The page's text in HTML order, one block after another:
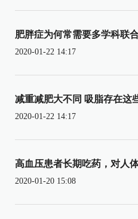
肥胖症为何常需要多学科联
2020-01-22 14:17
减重减肥大不同 吸脂存在这
2020-01-22 14:17
高血压患者长期吃药，对人
2020-01-20 15:08